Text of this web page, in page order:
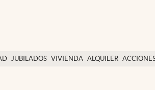
JUBILADOS VIVIENDA ALQUILER